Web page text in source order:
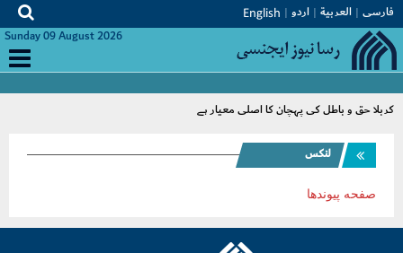
فارسی العربیة اردو English
Sunday 09 August 2026
کربلا حق و باطل کی پہچان کا اصلی معیار ہے
لنکس
صفحه پيوندها